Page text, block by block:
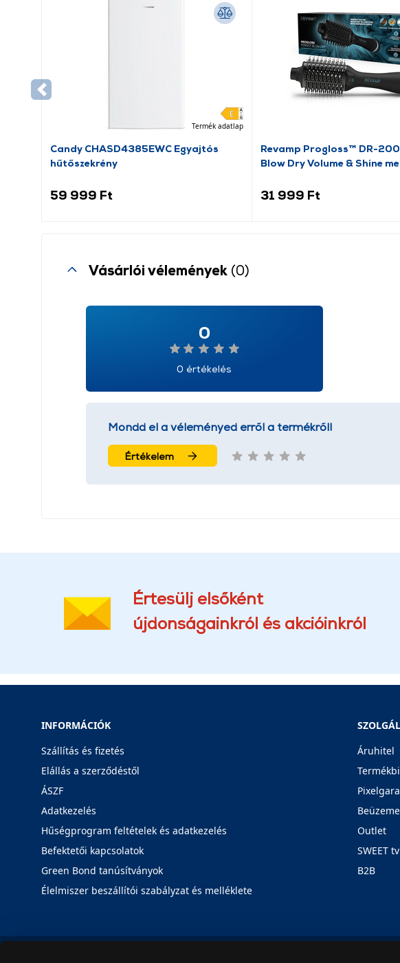
Termék adatlap
Candy CHASD4385EWC Egyajtós
hűtőszekrény
59 999 Ft
Revamp Progloss™ DR-
Blow Dry Volume & Shine
31 999 Ft
Vásárlói vélemények (0)
0
0 értékelés
Mondd el a véleményed erről a termékről!
Értékelem
Értesülj elsőként
újdonságainkról és akcióinkról
INFORMÁCIÓK
Szállítás és fizetés
Elállás a szerződéstől
ÁSZF
Adatkezelés
Hűségprogram feltételek és adatkezelés
Befektetői kapcsolatok
Green Bond tanúsítványok
Élelmiszer beszállítói szabályzat és melléklete
Áruhitel
Outlet
SWEET
B2B